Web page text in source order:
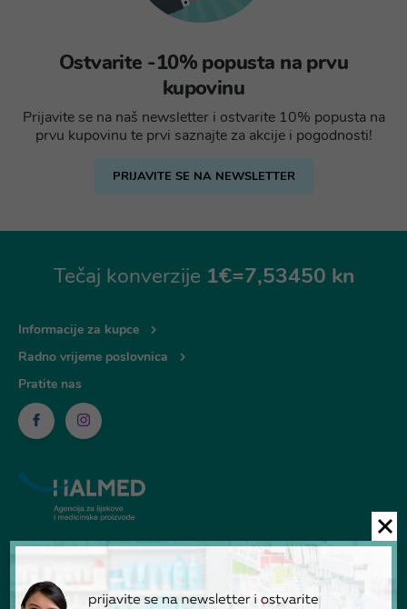
Ostvarite -10% popusta na prvu
kupovinu
Prijavite se na naš newsletter i ostvarite 10% popusta na
prvu kupovinu te prvi saznajte za akcije i pogodnosti!
PRIJAVITE SE NA NEWSLETTER
Tečaj konverzije 1€=7,53450 kn
Informacije za kupce
Radno vrijeme poslovnica
Pratite nas